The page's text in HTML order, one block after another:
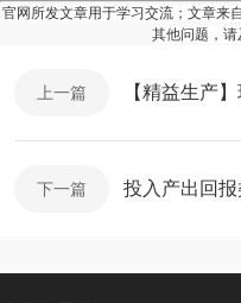
官网所发文章用于学习交流；文章来
其他问题，请
上一篇 【精益生产
下一篇 投入产出回